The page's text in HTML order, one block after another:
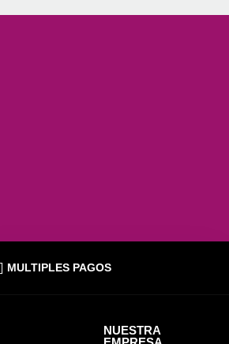
MULTIPLES PAGOS
NUESTRA